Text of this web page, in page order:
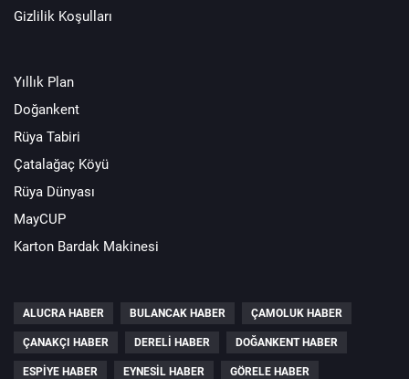
Gizlilik Koşulları
Yıllık Plan
Doğankent
Rüya Tabiri
Çatalağaç Köyü
Rüya Dünyası
MayCUP
Karton Bardak Makinesi
ALUCRA HABER BULANCAK HABER ÇAMOLUK HABER
ÇANAKÇI HABER DERELI HABER DOĞANKENT HABER
ESPIYE HABER EYNESIL HABER GÖRELE HABER